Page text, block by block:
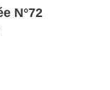
N°72